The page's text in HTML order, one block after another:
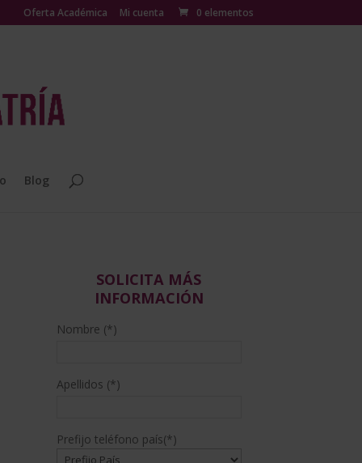
Oferta Académica Mi cuenta 0 elementos
Blog
SOLICITA MÁS
INFORMACIÓN
Nombre (*)
Apellidos (*)
Prefijo teléfono país(*)